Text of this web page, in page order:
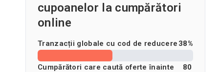
cupoanelor la cumpărători
online
Tranzacții globale cu cod de reducere 38%
Cumpărători care caută oferte înainte
80